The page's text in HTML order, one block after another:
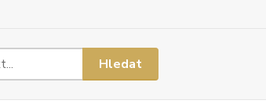
Hledat